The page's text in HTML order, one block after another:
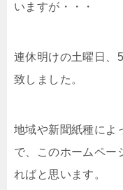
いますが・・・
連休明けの土曜日、
致しました。
地域や新聞紙種によ
で、このホームペー
ればと思います。